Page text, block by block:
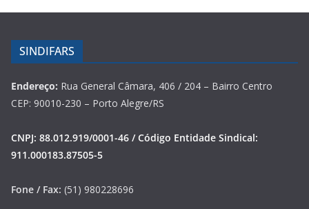
SINDIFARS
Endereço: Rua General Câmara, 406 / 204 – Bairro Centro
CEP: 90010-230 – Porto Alegre/RS
CNPJ: 88.012.919/0001-46 / Código Entidade Sindical:
911.000183.87505-5
Fone / Fax: (51) 980228696